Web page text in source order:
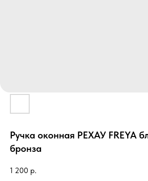
Ручка оконная РЕХАУ FREYA
бронза
1 200 р.